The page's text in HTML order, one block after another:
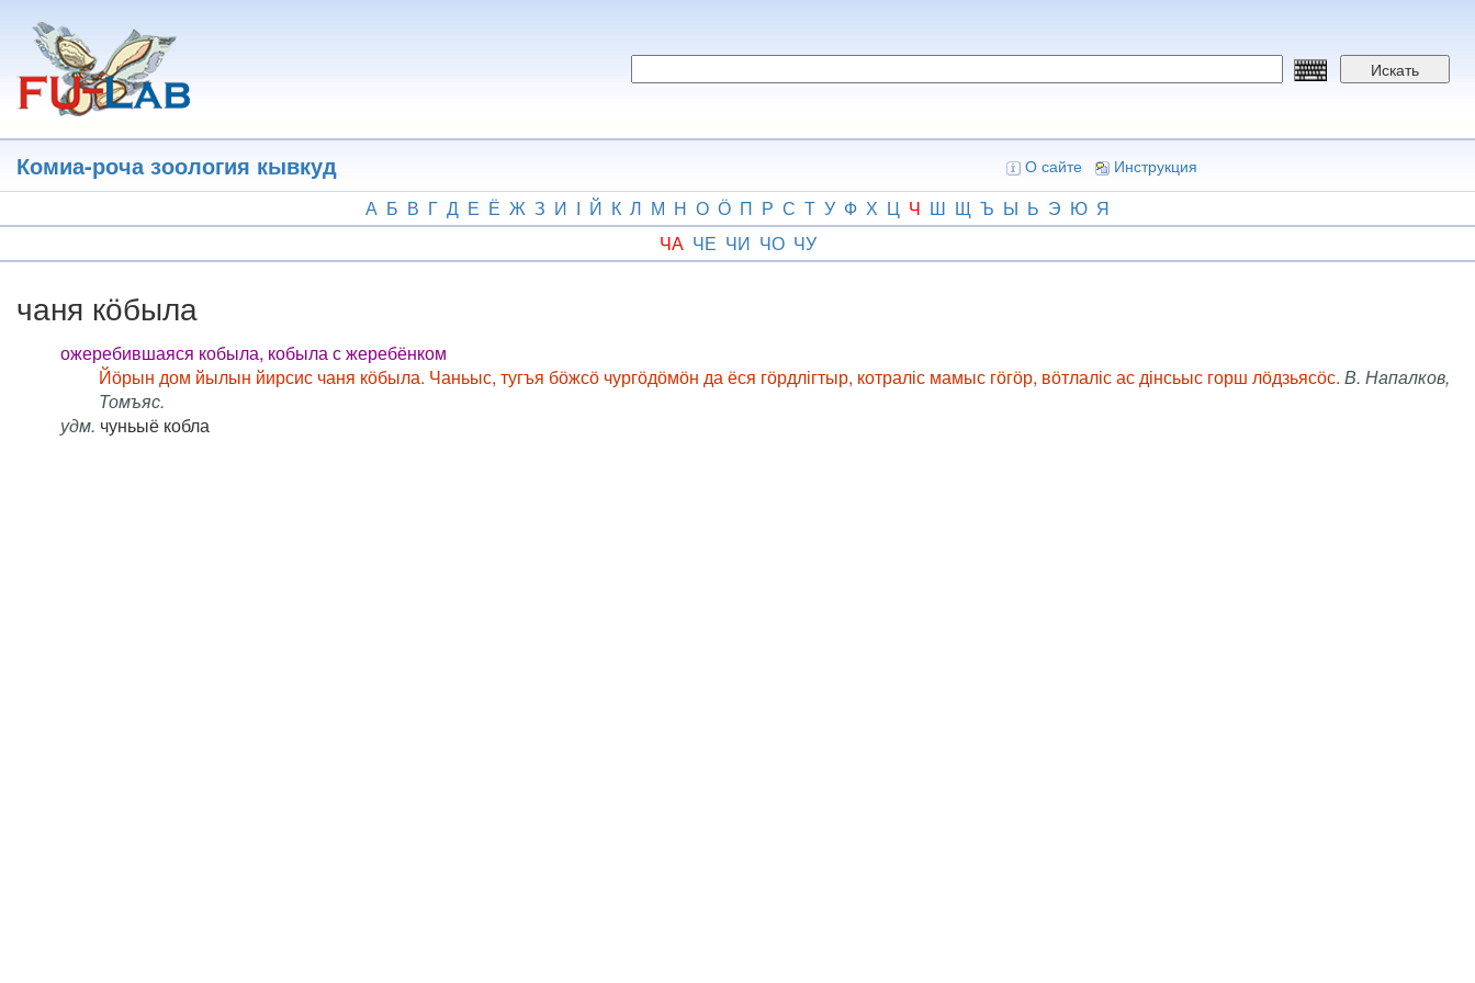
основному
содержанию
Искать
Комиа-роча зоология кывкуд О сайте Инструкция
А Б В Г Д Е Ё Ж З И І Й К Л М Н О Ӧ П Р С Т У Ф Х Ц Ч Ш Щ Ъ Ы Ь Э Ю Я
ЧА ЧЕ ЧИ ЧО ЧУ
чаня кӧбыла
ожеребившаяся кобыла, кобыла с жеребёнком
Йӧрын дом йылын йирсис чаня кӧбыла. Чаньыс, тугъя бӧжсӧ чургӧдӧмӧн да ёся гӧрдлігтыр, котраліс мамыс гӧгӧр, вӧтлаліс ас дінсьыс горш лӧдзьясӧс. В. Напалков,
Томъяс.
удм. чуньыё кобла